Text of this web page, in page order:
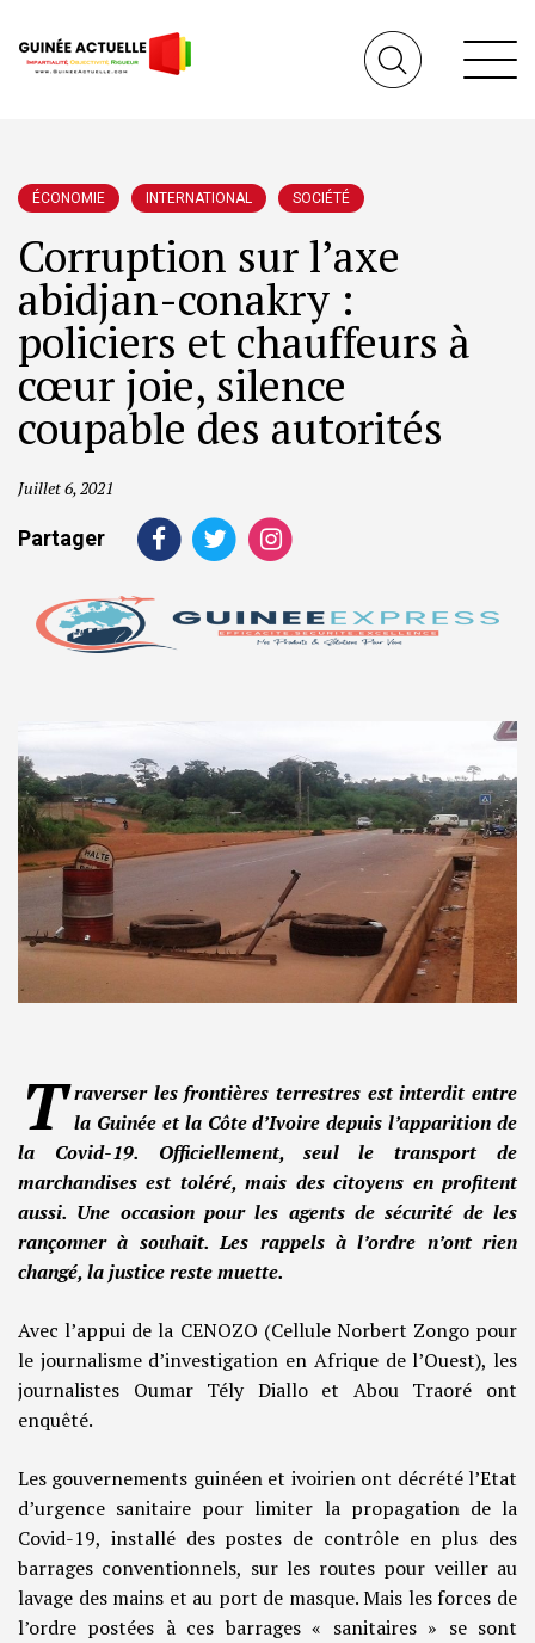
ÉCONOMIE INTERNATIONAL SOCIÉTÉ
Corruption sur l’axe
abidjan-conakry :
policiers et chauffeurs à
cœur joie, silence
coupable des autorités
Juillet 6, 2021
Partager
T raverser les frontières terrestres est interdit entre
la Guinée et la Côte d’Ivoire depuis l’apparition de
la Covid-19. Officiellement, seul le transport de
marchandises est toléré, mais des citoyens en profitent
aussi. Une occasion pour les agents de sécurité de les
rançonner à souhait. Les rappels à l’ordre n’ont rien
changé, la justice reste muette.
Avec l’appui de la CENOZO (Cellule Norbert Zongo pour
le journalisme d’investigation en Afrique de l’Ouest), les
journalistes Oumar Tély Diallo et Abou Traoré ont
enquêté.
Les gouvernements guinéen et ivoirien ont décrété l’Etat
d’urgence sanitaire pour limiter la propagation de la
Covid-19, installé des postes de contrôle en plus des
barrages conventionnels, sur les routes pour veiller au
lavage des mains et au port de masque. Mais les forces de
l’ordre postées à ces barrages « sanitaires » se sont